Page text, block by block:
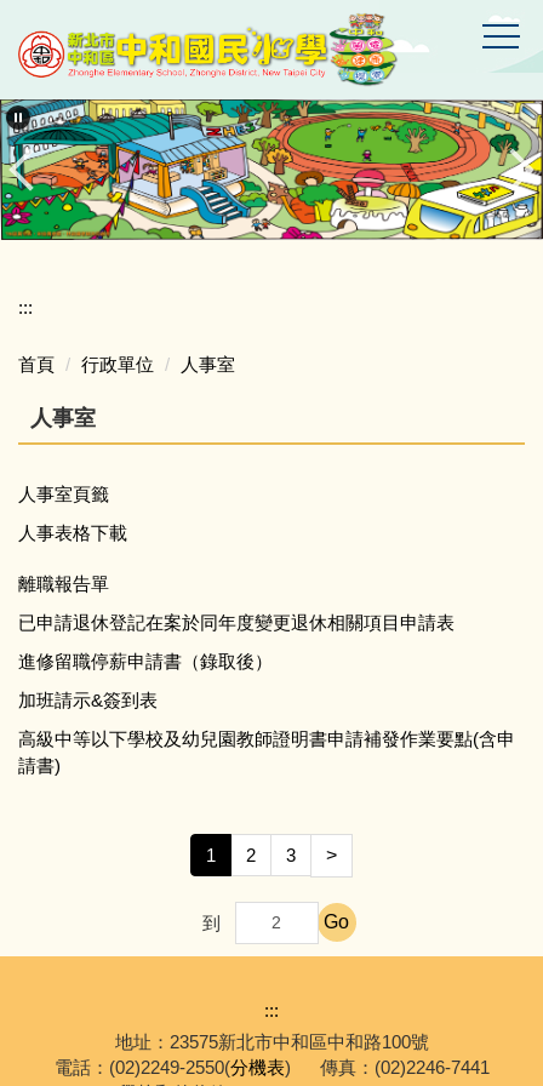
到
主
要
內
容
區
新
北
市
中
和
區
國
小
學
:::
首頁 行政單位 人事室
人事室
人事室頁籤
人事表格下載
離職報告單
已申請退休登記在案於同年度變更退休相關項目申請表
進修留職停薪申請書（錄取後）
加班請示&簽到表
高級中等以下學校及幼兒園教師證明書申請補發作業要點(含申
請書)
1 2 3 >
到 Go
:::
地址：23575新北市中和區中和路100號
電話：(02)2249-2550(分機表)
傳真：(02)2246-7441